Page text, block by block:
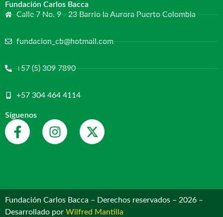
Fundación Carlos Bacca
Calle 7 No. 9 - 23 Barrio la Aurora Puerto Colombia
fundacion_cb@hotmail.com
+57 (5) 309 7890
+57 304 464 4114
Síguenos
Fundación Carlos Bacca – Derechos reservados – 2026 –
Desarrollado por Wilfred Mantilla